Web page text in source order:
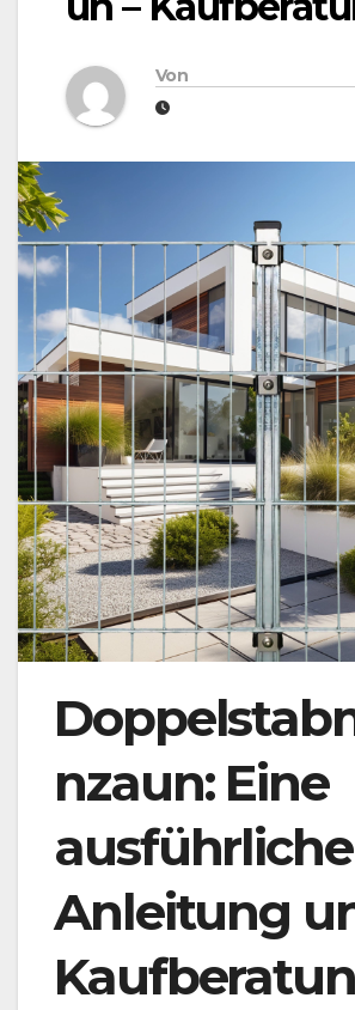
Von
nzaun: Eine
ausführliche
Anleitung